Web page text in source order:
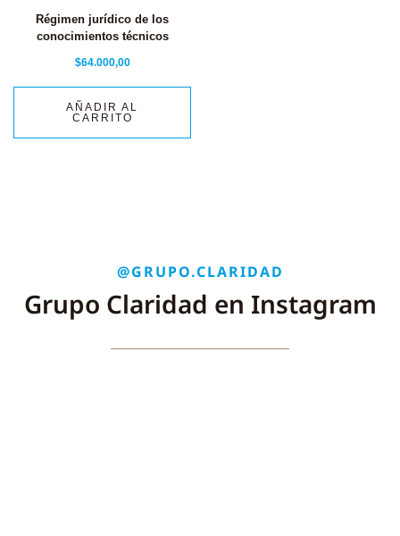
Régimen jurídico de los
conocimientos técnicos
$64.000,00
AÑADIR AL
CARRITO
@GRUPO.CLARIDAD
Grupo Claridad en Instagram